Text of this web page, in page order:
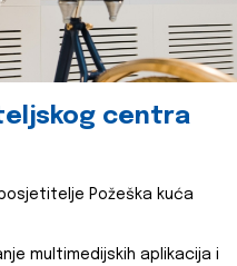
centra
Požeška kuća
multimedijskih aplikacija i